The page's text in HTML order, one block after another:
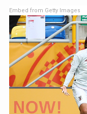
Embed from Getty Images